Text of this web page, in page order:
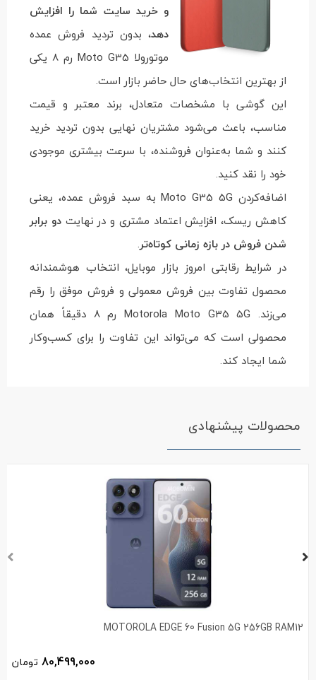
و خرید سایت شما را افزایش
دهد، بدون تردید فروش عمده
موتورولا Moto G35 رم 8 یکی
از بهترین انتخاب‌های حال حاضر بازار است.
این گوشی با مشخصات متعادل، برند معتبر و قیمت
مناسب، باعث می‌شود مشتریان نهایی بدون تردید خرید
کنند و شما به‌عنوان فروشنده، با سرعت بیشتری موجودی
خود را نقد کنید.
اضافه‌کردن Moto G35 5G به سبد فروش عمده، یعنی
کاهش ریسک، افزایش اعتماد مشتری و در نهایتدو برابر
شدن فروش در بازه زمانی کوتاه‌تر.
در شرایط رقابتی امروز بازار موبایل، انتخاب هوشمندانه
محصول تفاوت بین فروش معمولی و فروش موفق را رقم
می‌زند. Motorola Moto G35 5G رم 8 دقیقاً همان
محصولی است که می‌تواند این تفاوت را برای کسب‌وکار
شما ایجاد کند.
محصولات پیشنهادی
MOTOROLA EDGE 60 Fusion 5G 256GB RAM12
80,499,000 تومان